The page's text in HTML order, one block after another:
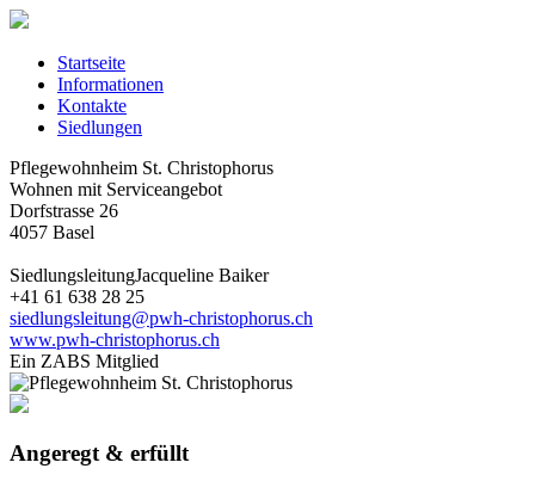
Startseite
Informationen
Kontakte
Siedlungen
Pflegewohnheim St. Christophorus
Wohnen mit Serviceangebot
Dorfstrasse 26
4057 Basel
SiedlungsleitungJacqueline Baiker
+41 61 638 28 25
siedlungsleitung@pwh-christophorus.ch
www.pwh-christophorus.ch
Ein ZABS Mitglied
Angeregt & erfüllt